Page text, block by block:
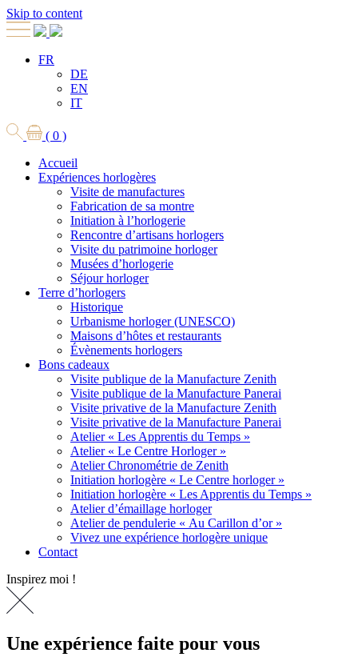
Skip to content
FR
DE
EN
IT
( 0 )
Accueil
Expériences horlogères
Visite de manufactures
Fabrication de sa montre
Initiation à l’horlogerie
Rencontre d’artisans horlogers
Visite du patrimoine horloger
Musées d’horlogerie
Séjour horloger
Terre d’horlogers
Historique
Urbanisme horloger (UNESCO)
Maisons d’hôtes et restaurants
Évènements horlogers
Bons cadeaux
Visite publique de la Manufacture Zenith
Visite publique de la Manufacture Panerai
Visite privative de la Manufacture Zenith
Visite privative de la Manufacture Panerai
Atelier « Les Apprentis du Temps »
Atelier « Le Centre Horloger »
Atelier Chronométrie de Zenith
Initiation horlogère « Le Centre horloger »
Initiation horlogère « Les Apprentis du Temps »
Atelier d’émaillage horloger
Atelier de pendulerie « Au Carillon d’or »
Vivez une expérience horlogère unique
Contact
Inspirez moi !
Une expérience faite pour vous